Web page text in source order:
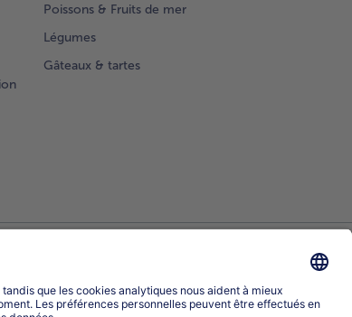
Poissons & Fruits de mer
Légumes
Gâteaux & tartes